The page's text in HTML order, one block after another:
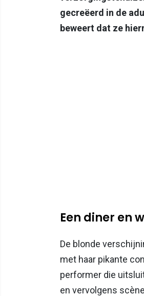
gecreëerd in de
beweert dat ze
Een diner en
De blonde
met haar pikante
performer die
en vervolgens